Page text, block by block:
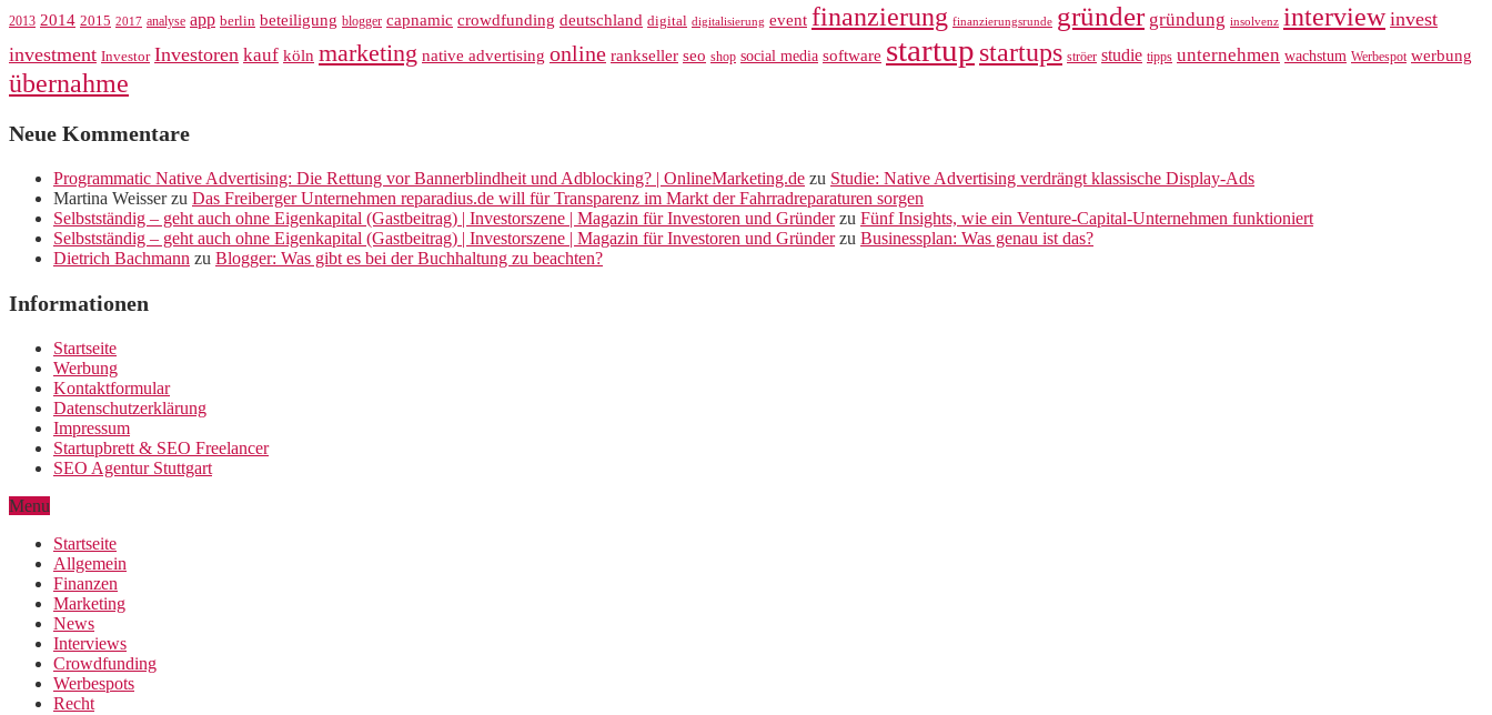
2013 2014 2015 2017 analyse app berlin beteiligung blogger capnamic crowdfunding deutschland digital digitalisierung event finanzierung finanzierungsrunde gründer gründung insolvenz interview invest
investment Investor Investoren kauf köln marketing native advertising online rankseller seo shop social media software startup startups ströer studie tipps unternehmen wachstum Werbespot werbung
übernahme
Neue Kommentare
Programmatic Native Advertising: Die Rettung vor Bannerblindheit und Adblocking? | OnlineMarketing.de zu Studie: Native Advertising verdrängt klassische Display-Ads
Martina Weisserzu Das Freiberger Unternehmen reparadius.de will für Transparenz im Markt der Fahrradreparaturen sorgen
Selbstständig – geht auch ohne Eigenkapital (Gastbeitrag) | Investorszene | Magazin für Investoren und Gründerzu Fünf Insights, wie ein Venture-Capital-Unternehmen funktioniert
Selbstständig – geht auch ohne Eigenkapital (Gastbeitrag) | Investorszene | Magazin für Investoren und Gründerzu Businessplan: Was genau ist das?
Dietrich Bachmann zu Blogger: Was gibt es bei der Buchhaltung zu beachten?
Informationen
Startseite
Werbung
Kontaktformular
Datenschutzerklärung
Impressum
Startupbrett & SEO Freelancer
SEO Agentur Stuttgart
Menu
Startseite
Allgemein
Finanzen
Marketing
News
Interviews
Crowdfunding
Werbespots
Recht